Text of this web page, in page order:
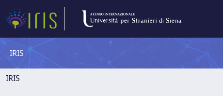
IRIS
IRIS